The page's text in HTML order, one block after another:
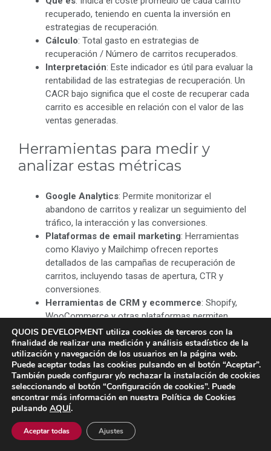
recuperado, teniendo en cuenta la inversión en
estrategias de recuperación.
Cálculo: Total gasto en estrategias de
recuperación / Número de carritos recuperados.
Interpretación: Este indicador es útil para evaluar la
rentabilidad de las estrategias de recuperación. Un
CACR bajo significa que el coste de recuperar cada
carrito es accesible en relación con el valor de las
ventas generadas.
Herramientas para medir y
analizar estas métricas
Google Analytics: Permite monitorizar el
abandono de carritos y realizar un seguimiento del
tráfico, la interacción y las conversiones.
Plataformas de email marketing: Herramientas
como Klaviyo y Mailchimp ofrecen reportes
detallados de las campañas de recuperación de
carritos, incluyendo tasas de apertura, CTR y
conversiones.
Herramientas de CRM y ecommerce: Shopify,
WooCommerce y otras plataformas permiten
analizar métricas como la tasa de recuperación de
carritos y el tiempo promedio de conversión, y
facilitan la integración con otras herramientas de
análisis y marketing.
Conclusión:
Recuperar carritos abandonados es una estrategia muy
importante para maximizar los ingresos en un
QUOIS DEVELOPMENT utiliza cookies de terceros con la
finalidad de realizar una medición y análisis estadístico de la
utilización y navegación de los usuarios en la página web.
Puede aceptar todas las cookies pulsando en el botón “Aceptar”.
También puede configurar y/o rechazar la instalación de cookies
seleccionando el botón “Configuración de cookies”. Puede
encontrar más información en nuestra Política de Cookies
pulsando AQUÍ.
Aceptar todas Ajustes